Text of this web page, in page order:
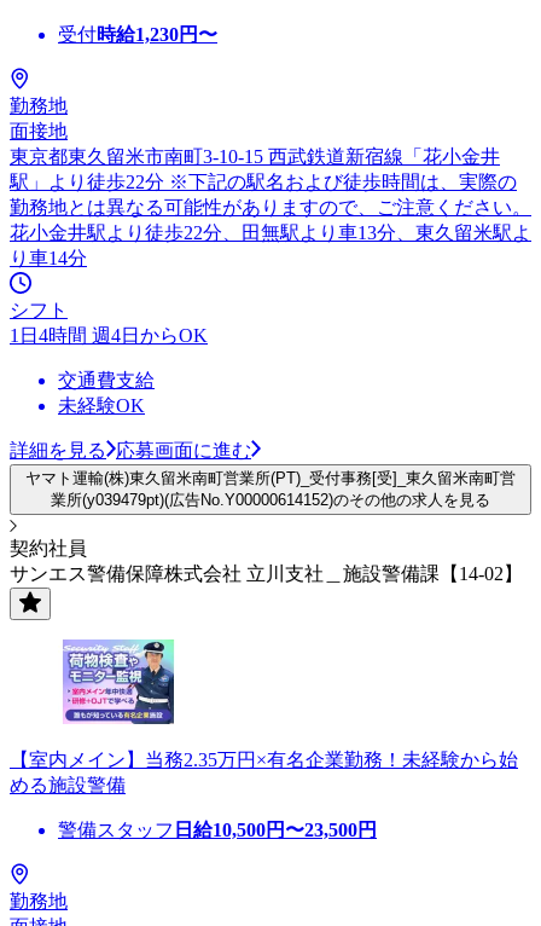
受付時給1,230円〜
勤務地
面接地
東京都東久留米市南町3-10-15 西武鉄道新宿線「花小金井
駅」より徒歩22分 ※下記の駅名および徒歩時間は、実際の
勤務地とは異なる可能性がありますので、ご注意ください。
花小金井駅より徒歩22分、田無駅より車13分、東久留米駅よ
り車14分
シフト
1日4時間 週4日からOK
交通費支給
未経験OK
詳細を見る 応募画面に進む
ヤマト運輸(株)東久留米南町営業所(PT)_受付事務[受]_東久留米南町営
業所(y039479pt)(広告No.Y00000614152)のその他の求人を見る
契約社員
サンエス警備保障株式会社 立川支社＿施設警備課【14-02】
【室内メイン】当務2.35万円×有名企業勤務！未経験から始
める施設警備
警備スタッフ 日給10,500円〜23,500円
勤務地